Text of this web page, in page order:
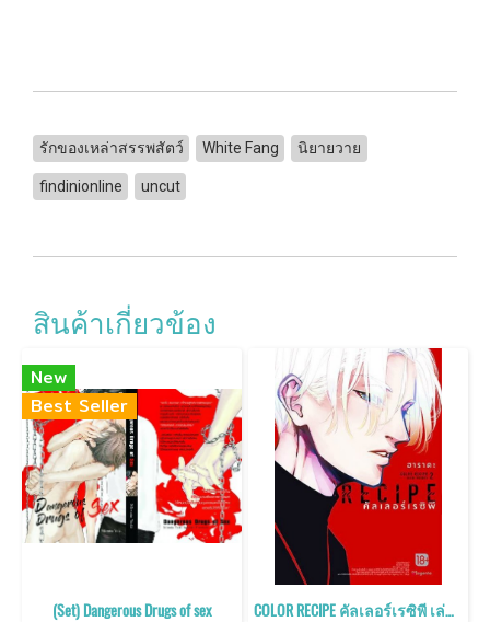
รักของเหล่าสรรพสัตว์ White Fang นิยายวาย
findinionline uncut
สินค้าเกี่ยวข้อง
New
Best Seller
(Set) Dangerous Drugs of sex COLOR RECIPE คัลเลอร์เรซิพี เล่ม 2